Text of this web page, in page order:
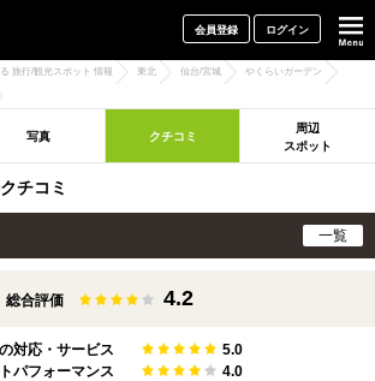
会員登録 ログイン
旅行/観光スポット 情報 東北 仙台/宮城 やくらいガーデン
写真 クチコミ
周辺
スポット
チコミ
一覧
総合評価 4.2
対応・サービス
5.0
パフォーマンス
4.0